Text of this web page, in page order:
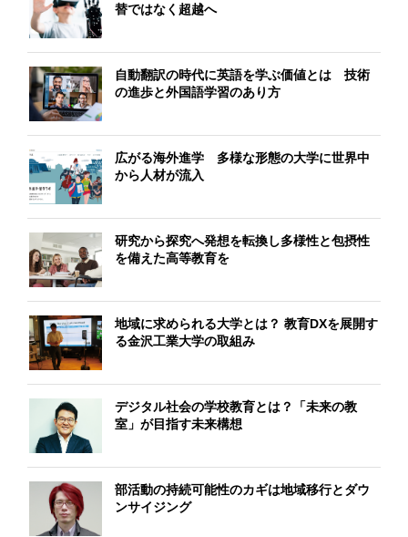
替ではなく超越へ
自動翻訳の時代に英語を学ぶ価値とは 技術
の進歩と外国語学習のあり方
広がる海外進学 多様な形態の大学に世界中
から人材が流入
研究から探究へ発想を転換し多様性と包摂性
を備えた高等教育を
地域に求められる大学とは？ 教育DXを展開す
る金沢工業大学の取組み
デジタル社会の学校教育とは？「未来の教
室」が目指す未来構想
部活動の持続可能性のカギは地域移行とダウ
ンサイジング